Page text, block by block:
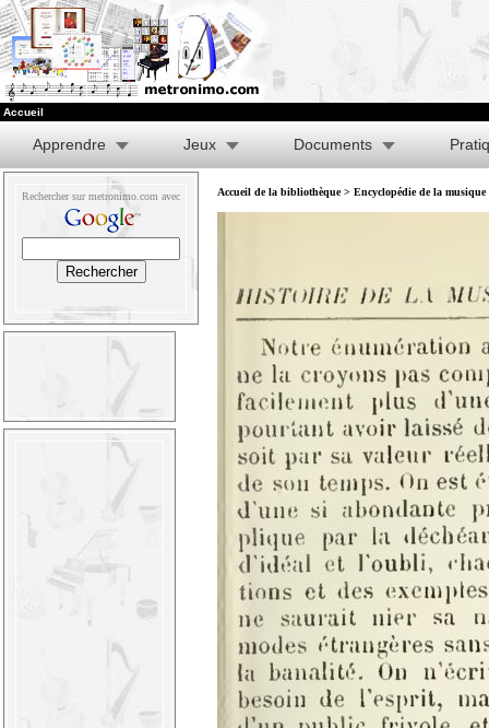
Accueil
Apprendre Jeux Documents
Rechercher sur metronimo.com avec Accueil de la bibliothèque> Encyclopédie de la